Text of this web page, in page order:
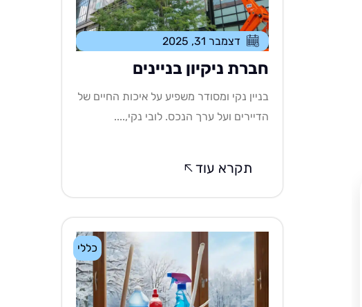
דצמבר 31, 2025
חברת ניקיון בניינים
בניין נקי ומסודר משפיע על איכות החיים של
הדיירים ועל ערך הנכס. לובי נקי,....
תקרא עוד
כללי